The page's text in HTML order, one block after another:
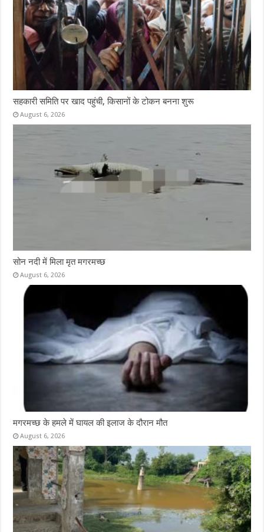
सहकारी समिति पर खाद पहुंची, किसानों के टोकन बनना शुरू
August 6, 2026
सोन नदी में मिला मृत मगरमच्छ
August 6, 2026
मगरमच्छ के हमले में घायल की इलाज के दौरान मौत
August 6, 2026